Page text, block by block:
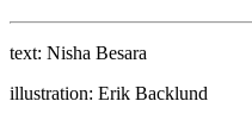
text: Nisha Besara
illustration: Erik Backlund